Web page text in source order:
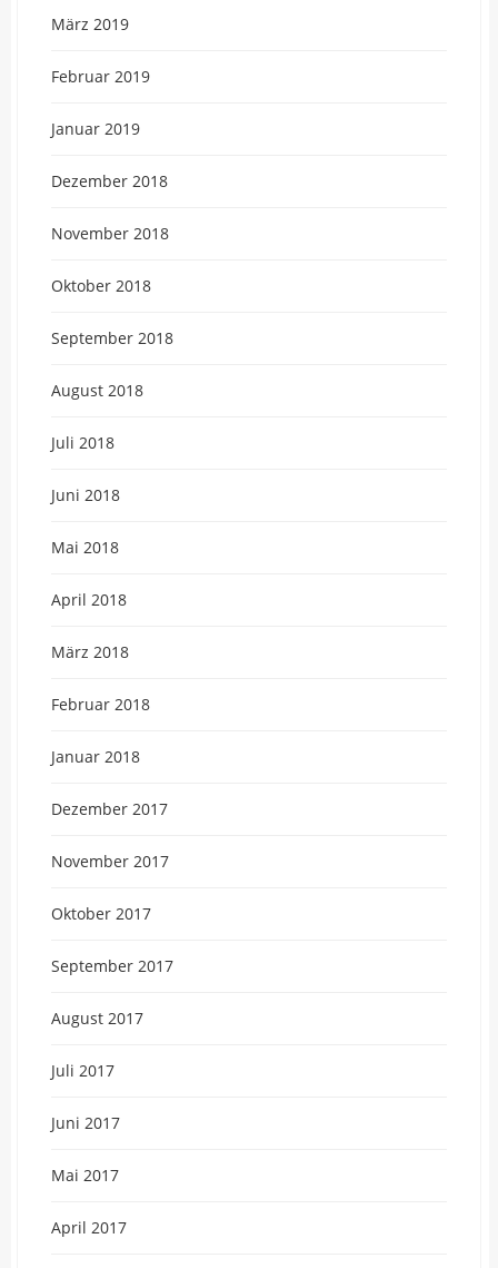
März 2019
Februar 2019
Januar 2019
Dezember 2018
November 2018
Oktober 2018
September 2018
August 2018
Juli 2018
Juni 2018
Mai 2018
April 2018
März 2018
Februar 2018
Januar 2018
Dezember 2017
November 2017
Oktober 2017
September 2017
August 2017
Juli 2017
Juni 2017
Mai 2017
April 2017